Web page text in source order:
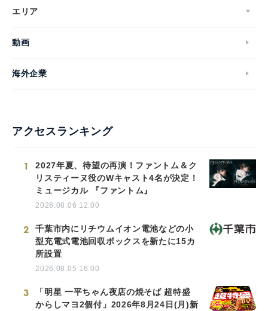
エリア
動画
海外企業
アクセスランキング
1
2027年夏、待望の再演！ファントム＆ク
リスティーヌ役のWキャスト4名が決定！
ミュージカル 『ファントム』
2026.08.06 12:00
2
千葉市内にリチウムイオン電池などの小
型充電式電池回収ボックスを新たに15カ
所設置
2026.08.05 16:00
3
「明星 一平ちゃん夜店の焼そば 超特盛
からしマヨ2個付」2026年8月24日(月)新